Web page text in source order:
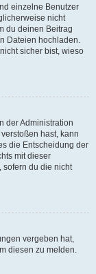
einzelne Benutzer
nicht
du deinen Beitrag
Dateien hochladen.
sicher bist, wieso
der Administration
hast, kann
die Entscheidung der
mit dieser
sofern du die nicht
vergeben hat,
diesen zu melden.